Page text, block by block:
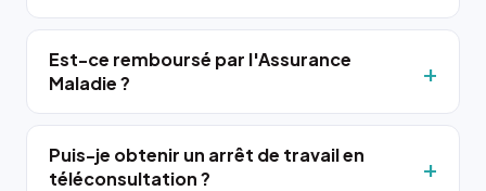
Est-ce remboursé par l'Assurance
Maladie ?
Puis-je obtenir un arrêt de travail en
téléconsultation ?